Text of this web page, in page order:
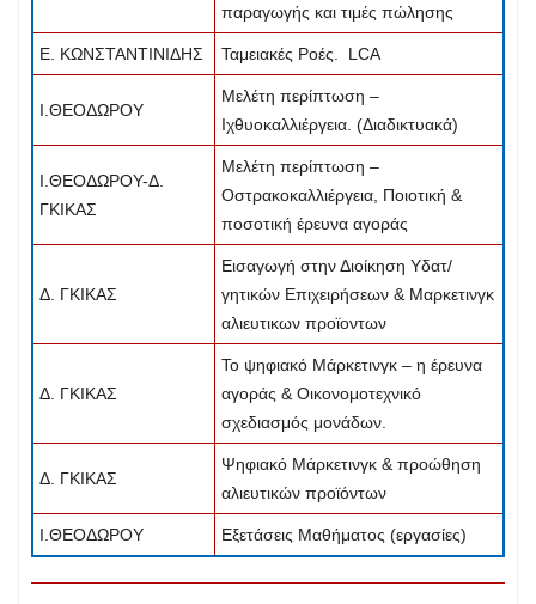
παραγωγής και τιμές πώλησης
Ε. ΚΩΝΣΤΑΝΤΙΝΙΔΗΣ Ταμειακές Ροές. LCA
Ι.ΘΕΟΔΩΡΟΥ
Μελέτη περίπτωση –
Ιχθυοκαλλιέργεια. (Διαδικτυακά)
Ι.ΘΕΟΔΩΡΟΥ-Δ.
ΓΚΙΚΑΣ
Μελέτη περίπτωση –
Οστρακοκαλλιέργεια, Ποιοτική &
ποσοτική έρευνα αγοράς
Δ. ΓΚΙΚΑΣ
Εισαγωγή στην Διοίκηση Υδατ/
γητικών Επιχειρήσεων & Μαρκετινγκ
αλιευτικων προϊοντων
Δ. ΓΚΙΚΑΣ
Το ψηφιακό Μάρκετινγκ – η έρευνα
αγοράς & Οικονομοτεχνικό
σχεδιασμός μονάδων.
Δ. ΓΚΙΚΑΣ
Ψηφιακό Μάρκετινγκ & προώθηση
αλιευτικών προϊόντων
Ι.ΘΕΟΔΩΡΟΥ Εξετάσεις Μαθήματος (εργασίες)